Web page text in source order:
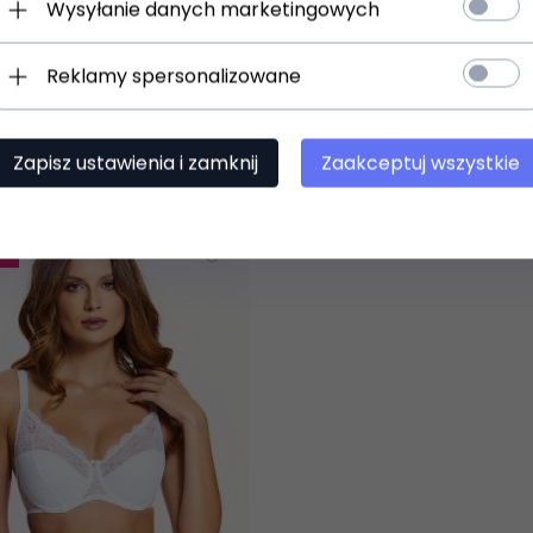
produkt wybrali
Wysyłanie danych marketingowych
Reklamy spersonalizowane
Zapisz ustawienia i zamknij Zaakceptuj wszystkie